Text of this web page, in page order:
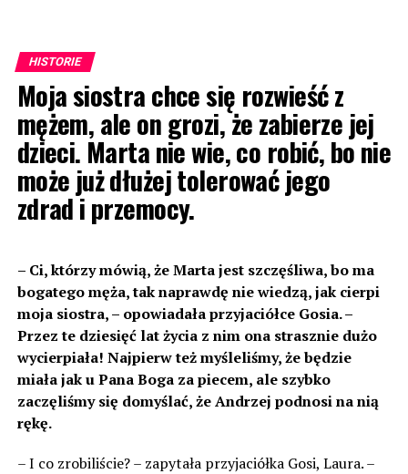
HISTORIE
Moja siostra chce się rozwieść z
mężem, ale on grozi, że zabierze jej
dzieci. Marta nie wie, co robić, bo nie
może już dłużej tolerować jego
zdrad i przemocy.
– Ci, którzy mówią, że Marta jest szczęśliwa, bo ma
bogatego męża, tak naprawdę nie wiedzą, jak cierpi
moja siostra, – opowiadała przyjaciółce Gosia. –
Przez te dziesięć lat życia z nim ona strasznie dużo
wycierpiała! Najpierw też myśleliśmy, że będzie
miała jak u Pana Boga za piecem, ale szybko
zaczęliśmy się domyślać, że Andrzej podnosi na nią
rękę.
– I co zrobiliście? – zapytała przyjaciółka Gosi, Laura. –